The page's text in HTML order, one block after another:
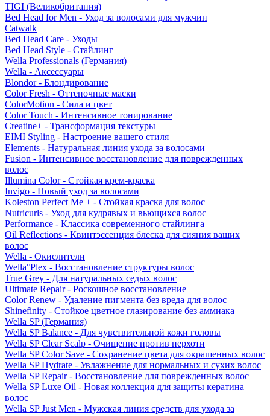
TIGI (Великобритания)
Bed Head for Men - Уход за волосами для мужчин
Catwalk
Bed Head Care - Уходы
Bed Head Style - Стайлинг
Wella Professionals (Германия)
Wella - Аксессуары
Blondor - Блондирование
Color Fresh - Оттеночные маски
ColorMotion - Сила и цвет
Color Touch - Интенсивное тонирование
Creatine+ - Трансформация текстуры
EIMI Styling - Настроение вашего стиля
Elements - Натуральная линия ухода за волосами
Fusion - Интенсивное восстановление для поврежденных
волос
Illumina Color - Стойкая крем-краска
Invigo - Новый уход за волосами
Koleston Perfect Me + - Стойкая краска для волос
Nutricurls - Уход для кудрявых и вьющихся волос
Performance - Классика современного стайлинга
Oil Reflections - Квинтэссенция блеска для сияния ваших
волос
Wella - Окислители
Wella°Plex - Восстановление структуры волос
True Grey - Для натуральных седых волос
Ultimate Repair - Роскошное восстановление
Color Renew - Удаление пигмента без вреда для волос
Shinefinity - Стойкое цветное глазирование без аммиака
Wella SP (Германия)
Wella SP Balance - Для чувствительной кожи головы
Wella SP Clear Scalp - Очищение против перхоти
Wella SP Color Save - Сохранение цвета для окрашенных волос
Wella SP Hydrate - Увлажнение для нормальных и сухих волос
Wella SP Repair - Восстановление для поврежденных волос
Wella SP Luxe Oil - Новая коллекция для защиты кератина
волос
Wella SP Just Men - Мужская линия средств для ухода за